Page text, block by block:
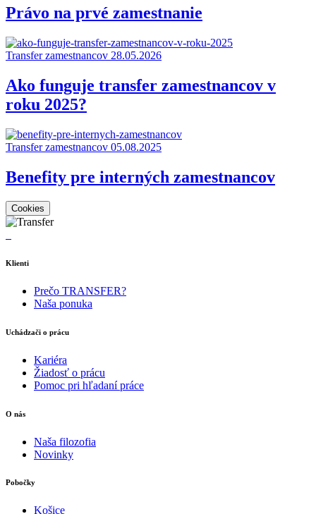
Právo na prvé zamestnanie
Transfer zamestnancov 28.05.2026
Ako funguje transfer zamestnancov v
roku 2025?
Transfer zamestnancov 05.08.2025
Benefity pre interných zamestnancov
Cookies
Klienti
Prečo TRANSFER?
Naša ponuka
Uchádzači o prácu
Kariéra
Žiadosť o prácu
Pomoc pri hľadaní práce
O nás
Naša filozofia
Novinky
Pobočky
Košice